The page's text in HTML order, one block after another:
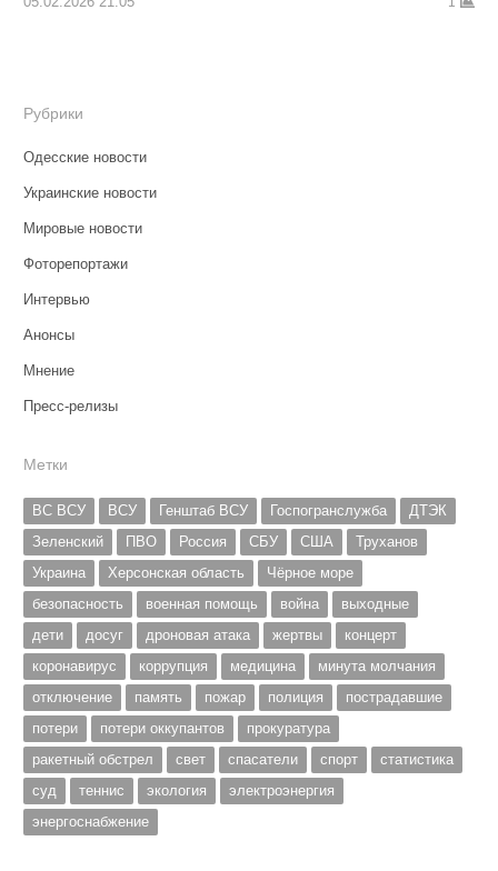
Рубрики
Одесские новости
Украинские новости
Мировые новости
Фоторепортажи
Интервью
Анонсы
Мнение
Пресс-релизы
Метки
ВС ВСУ ВСУ Генштаб ВСУ Госпогранслужба
ДТЭК
Зеленский
ПВО Россия СБУ США
Труханов
Украина
Херсонская область
Чёрное море
безопасность
военная помощь война
выходные
дети
досуг дроновая атака жертвы
концерт
коронавирус
коррупция медицина
минута молчания
отключение
память пожар полиция
пострадавшие
потери
потери оккупантов
прокуратура
ракетный обстрел
свет спасатели спорт
статистика
суд
теннис экология
электроэнергия
энергоснабжение